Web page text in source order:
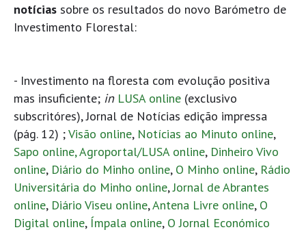
notícias sobre os resultados do novo Barómetro de
Investimento Florestal:
- Investimento na floresta com evolução positiva
mas insuficiente; in LUSA online (exclusivo
subscritóres), Jornal de Notícias edição impressa
(pág. 12) ;Visão online, Notícias ao Minuto online,
Sapo online,Agroportal/LUSA online, Dinheiro Vivo
online, Diário do Minho online, O Minho online, Rádio
Universitária do Minho online,Jornal de Abrantes
online, Diário Viseu online,Antena Livre online, O
Digital online, Ímpala online, O Jornal Económico